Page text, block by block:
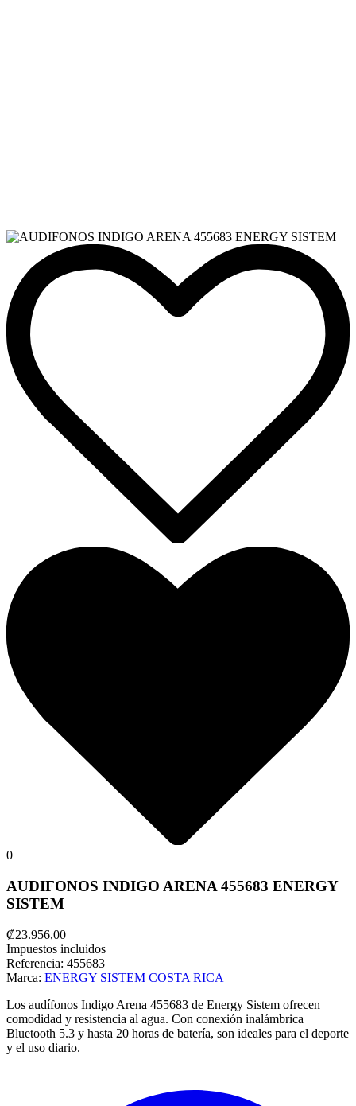
0
AUDIFONOS INDIGO ARENA 455683 ENERGY
SISTEM
₡23.956,00
Impuestos incluidos
Referencia: 455683
Marca: ENERGY SISTEM COSTA RICA
Los audífonos Indigo Arena 455683 de Energy Sistem ofrecen
comodidad y resistencia al agua. Con conexión inalámbrica
Bluetooth 5.3 y hasta 20 horas de batería, son ideales para el deporte
y el uso diario.